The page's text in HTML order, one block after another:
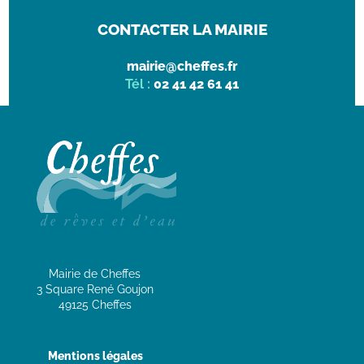
CONTACTER LA MAIRIE
mairie@cheffes.fr
Tél : 02 41 42 61 41
Mairie de Cheffes
3 Square René Goujon
49125 Cheffes
Mentions légales